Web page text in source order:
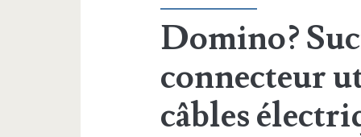
Domino?
connecteur
câbles